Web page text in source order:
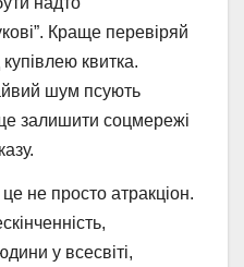
Краще перевіряй
квитка.
шум псують
залишити соцмережі
не просто атракціон.
у всесвіті,